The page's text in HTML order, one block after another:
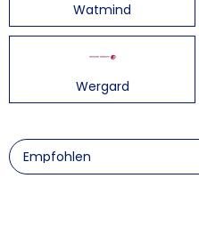
Watmind
Wergard